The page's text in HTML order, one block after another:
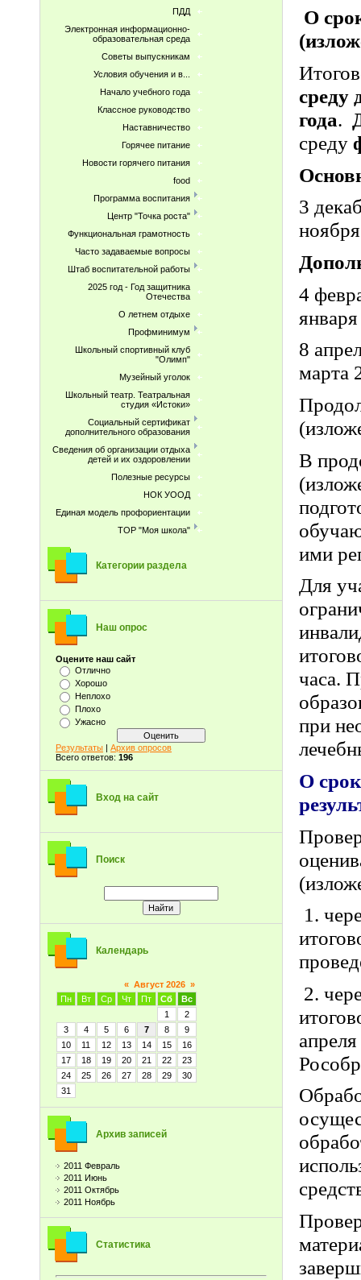
ПДД
Электронная информационно-
образовательная среда
Советы выпускникам
Условия обучения и в...
Начало учебного года
Классное руководство
Наставничество
Горячее питание
Новости горячего питания
food
Программа воспитания
Центр "Точка роста"
Функциональная грамотность
Часто задаваемые вопросы
Штаб воспитательной работы
2025 год - Год защитника
Отечества
О летнем отдыхе
Профминимум
Школьный спортивный клуб
"Олимп"
Музейный уголок
Школьный театр. Театральная
студия «Истоки»
Социальный сертификат
дополнительного образования
Сведения об организации отдыха
детей и их оздоровлении
Полезные ресурсы
НОК УООД
Единая модель профориентации
ТОР "Моя школа"
Категории раздела
Наш опрос
Оцените наш сайт
Отлично
Хорошо
Неплохо
Плохо
Ужасно
Результаты | Архив опросов
Всего ответов: 196
Вход на сайт
Поиск
Календарь
« Август 2026 »
Пн
Вт Ср Чт Пт Сб
Вс
1
2
3
4 5 6 7 8
9
10
11 12 13 14 15
16
17
18 19 20 21 22
23
24
25 26 27 28 29
30
31
Архив записей
2011 Февраль
2011 Июнь
2011 Октябрь
2011 Ноябрь
Статистика
О
среду
года.
среду
3
4
8
марта
В
ими
Для
часа.
при
О
1.
2.